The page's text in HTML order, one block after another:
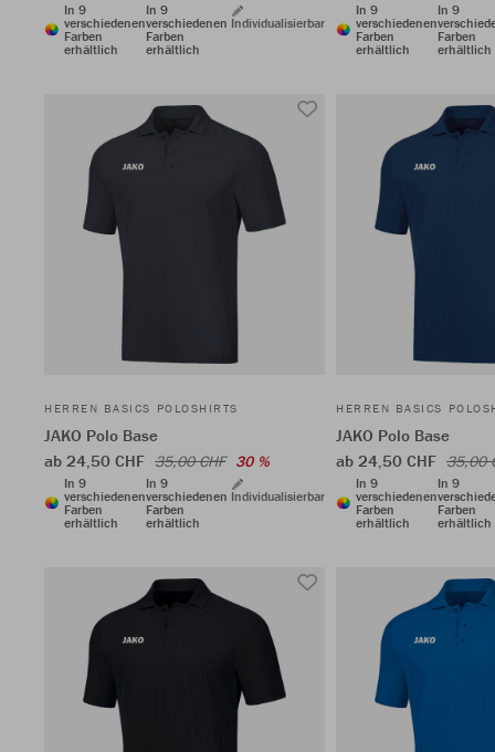
In 9
verschiedenen
Farben
erhältlich
In 9
verschiedenen
Farben
erhältlich
Individualisierbar
In 9
verschiedenen
Farben
erhältlich
In 9
Farben
erhältlich
HERREN BASICS POLOSHIRTS
JAKO Polo Base
ab 24,50 CHF 35,00 CHF 30 %
In 9
verschiedenen
Farben
erhältlich
In 9
verschiedenen
Farben
erhältlich
Individualisierbar
HERREN BASICS
JAKO Polo Base
ab 24,50 CHF 35,00
In 9
verschiedenen
Farben
erhältlich
In 9
Farben
erhältlich